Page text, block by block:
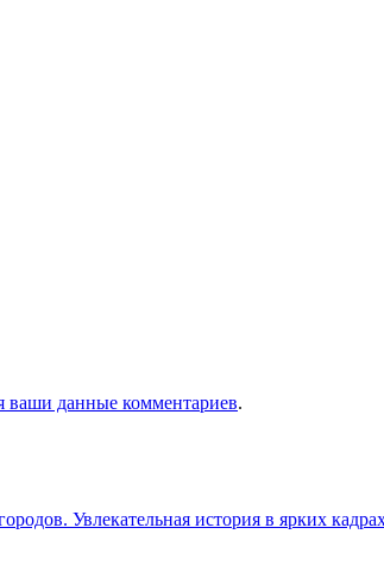
ваши данные комментариев.
Увлекательная история в ярких